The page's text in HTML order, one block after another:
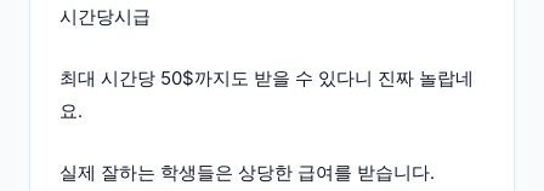
시간당시급
최대 시간당 50$까지도 받을 수 있다니 진짜 놀랍네
요.
실제 잘하는 학생들은 상당한 급여를 받습니다.